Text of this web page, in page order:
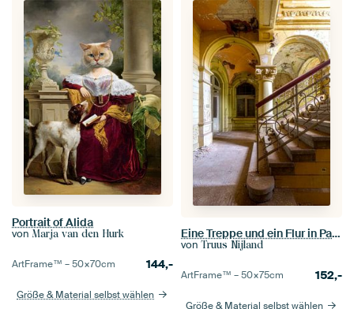
Portrait of Alida
von Marja van den Hurk
ArtFrame™ –50×70cm 144,-
Größe & Material selbst wählen
Eine Treppe und ein Flur in Pariser Atmosphären
von Truus Nijland
ArtFrame™ –50×75cm 152,-
Größe & Material selbst wählen